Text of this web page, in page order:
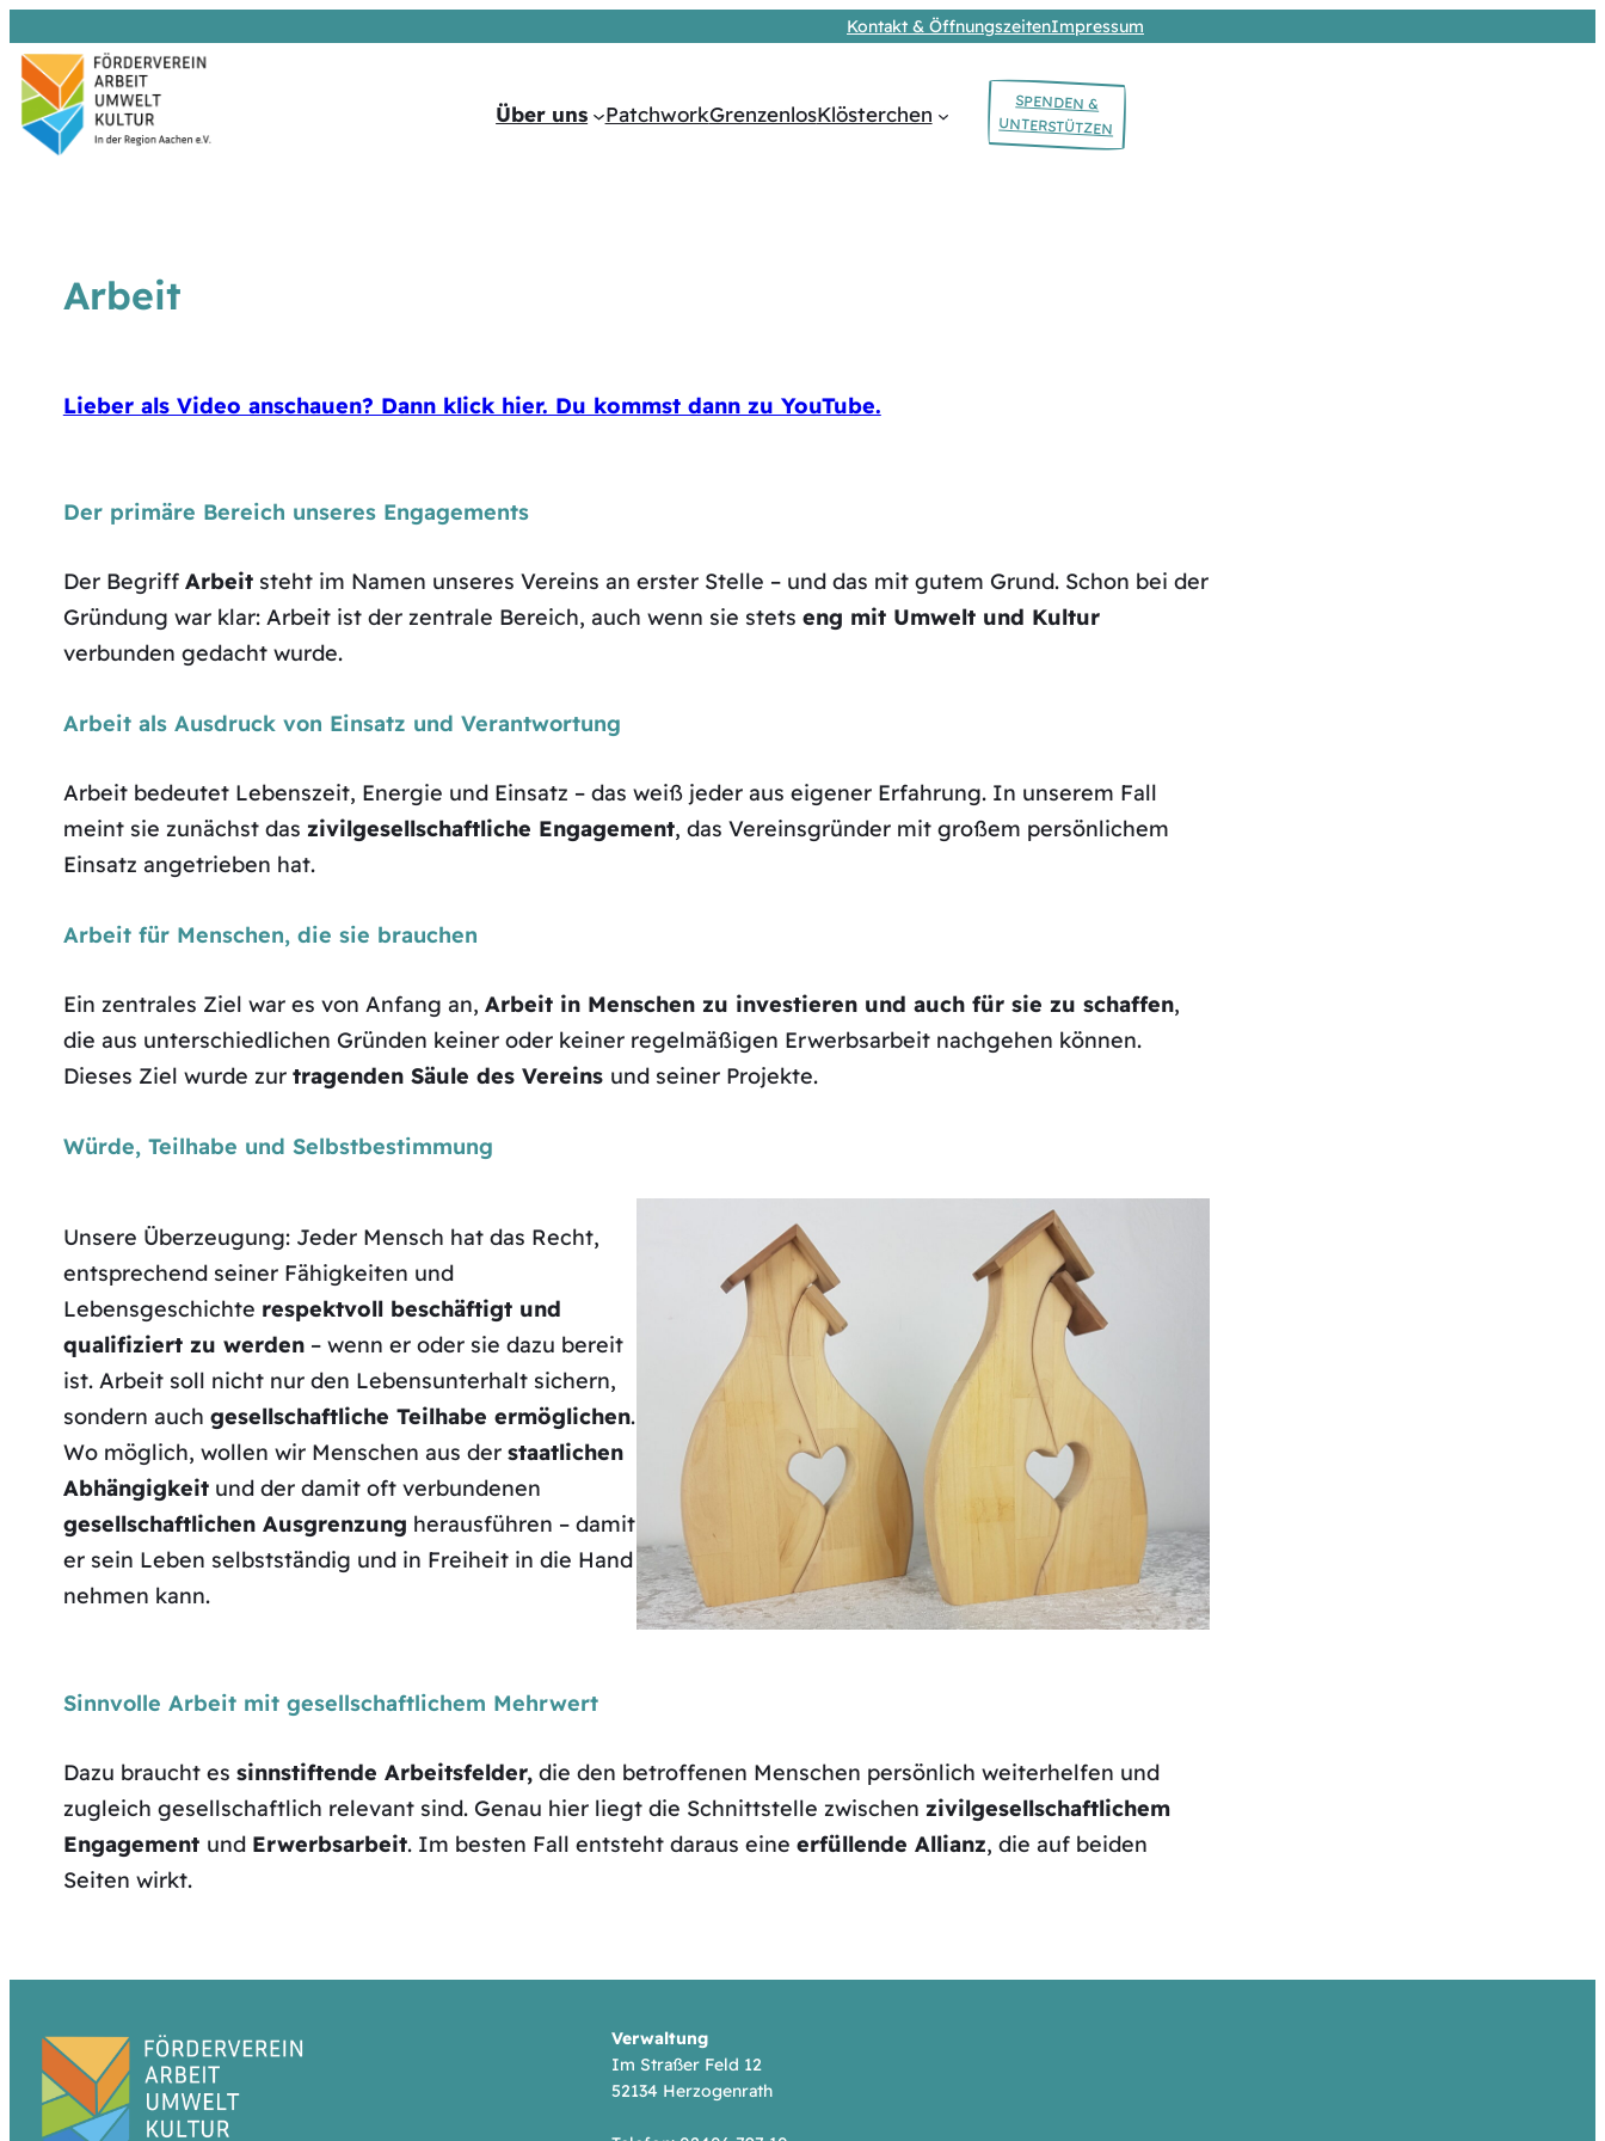
Kontakt & ÖffnungszeitenImpressum
Über uns PatchworkGrenzenlosKlösterchen SPENDEN &
UNTERSTÜTZEN
Arbeit
Lieber als Video anschauen? Dann klick hier. Du kommst dann zu YouTube.
Der primäre Bereich unseres Engagements
Der Begriff Arbeitsteht im Namen unseres Vereins an erster Stelle – und das mit gutem Grund. Schon bei der
Gründung war klar: Arbeit ist der zentrale Bereich, auch wenn sie stets eng mit Umwelt und Kultur
verbunden gedacht wurde.
Arbeit als Ausdruck von Einsatz und Verantwortung
Arbeit bedeutet Lebenszeit, Energie und Einsatz – das weiß jeder aus eigener Erfahrung. In unserem Fall
meint sie zunächst das zivilgesellschaftliche Engagement, das Vereinsgründer mit großem persönlichem
Einsatz angetrieben hat.
Arbeit für Menschen, die sie brauchen
Ein zentrales Ziel war es von Anfang an, Arbeit in Menschen zu investieren und auch für sie zu schaffen,
die aus unterschiedlichen Gründen keiner oder keiner regelmäßigen Erwerbsarbeit nachgehen können.
Dieses Ziel wurde zur tragenden Säule des Vereins und seiner Projekte.
Würde, Teilhabe und Selbstbestimmung
Unsere Überzeugung: Jeder Mensch hat das Recht,
entsprechend seiner Fähigkeiten und
Lebensgeschichte respektvoll beschäftigt und
qualifiziert zu werden– wenn er oder sie dazu bereit
ist. Arbeit soll nicht nur den Lebensunterhalt sichern,
sondern auch gesellschaftliche Teilhabe ermöglichen.
Wo möglich, wollen wir Menschen aus der staatlichen
Abhängigkeitund der damit oft verbundenen
gesellschaftlichen Ausgrenzung herausführen – damit
er sein Leben selbstständig und in Freiheit in die Hand
nehmen kann.
Sinnvolle Arbeit mit gesellschaftlichem Mehrwert
Dazu braucht es sinnstiftende Arbeitsfelder,die den betroffenen Menschen persönlich weiterhelfen und
zugleich gesellschaftlich relevant sind. Genau hier liegt die Schnittstelle zwischen zivilgesellschaftlichem
Engagement und Erwerbsarbeit. Im besten Fall entsteht daraus eine erfüllende Allianz, die auf beiden
Seiten wirkt.
Verwaltung
Im Straßer Feld 12
52134 Herzogenrath